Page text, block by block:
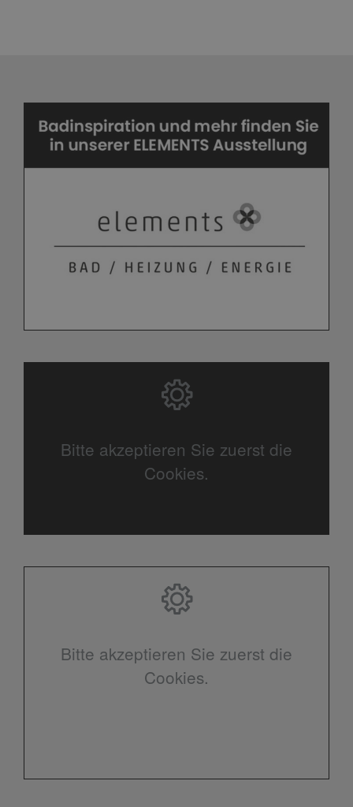
Bitte akzeptieren Sie zuerst die
Cookies.
Bitte akzeptieren Sie zuerst die
Cookies.